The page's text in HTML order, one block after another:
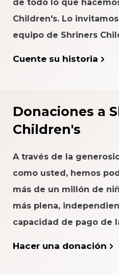
de todo lo que
Children's. Lo
equipo de Shriners
Cuente su historia
Donaciones a
Children's
A través de la
como usted, hemos
más de un millón de
más plena,
capacidad de pago de
Hacer una donación